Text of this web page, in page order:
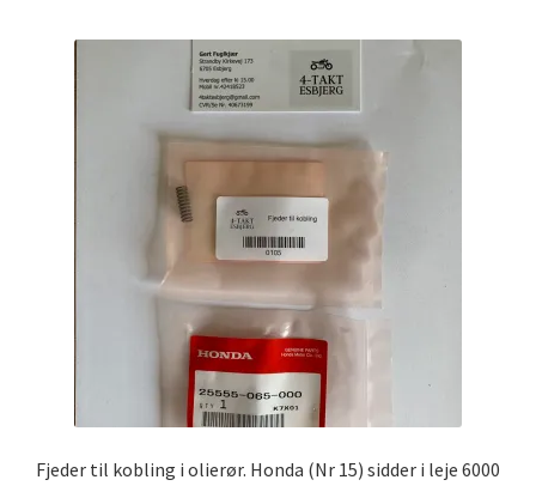
Fjeder til kobling i olierør. Honda (Nr 15) sidder i leje 6000